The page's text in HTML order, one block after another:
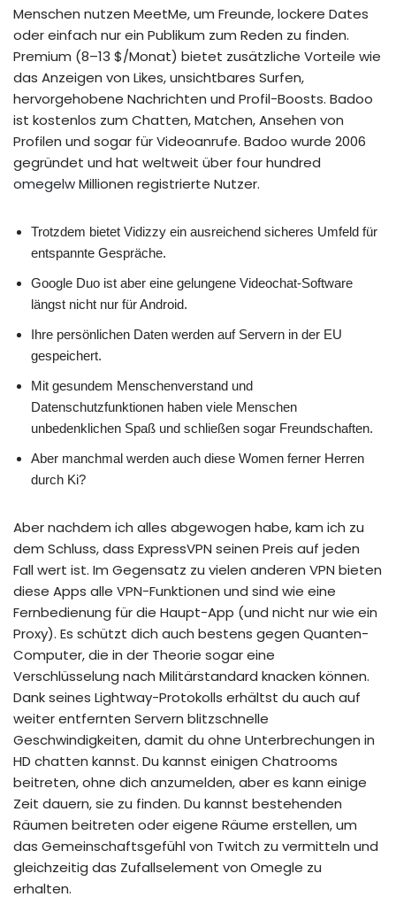
Menschen nutzen MeetMe, um Freunde, lockere Dates
oder einfach nur ein Publikum zum Reden zu finden.
Premium (8–13 $/Monat) bietet zusätzliche Vorteile wie
das Anzeigen von Likes, unsichtbares Surfen,
hervorgehobene Nachrichten und Profil-Boosts. Badoo
ist kostenlos zum Chatten, Matchen, Ansehen von
Profilen und sogar für Videoanrufe. Badoo wurde 2006
gegründet und hat weltweit über four hundred
omegelwMillionen registrierte Nutzer.
Trotzdem bietet Vidizzy ein ausreichend sicheres Umfeld für
entspannte Gespräche.
Google Duo ist aber eine gelungene Videochat-Software
längst nicht nur für Android.
Ihre persönlichen Daten werden auf Servern in der EU
gespeichert.
Mit gesundem Menschenverstand und
Datenschutzfunktionen haben viele Menschen
unbedenklichen Spaß und schließen sogar Freundschaften.
Aber manchmal werden auch diese Women ferner Herren
durch Ki?
Aber nachdem ich alles abgewogen habe, kam ich zu
dem Schluss, dass ExpressVPN seinen Preis auf jeden
Fall wert ist. Im Gegensatz zu vielen anderen VPN bieten
diese Apps alle VPN-Funktionen und sind wie eine
Fernbedienung für die Haupt-App (und nicht nur wie ein
Proxy). Es schützt dich auch bestens gegen Quanten-
Computer, die in der Theorie sogar eine
Verschlüsselung nach Militärstandard knacken können.
Dank seines Lightway-Protokolls erhältst du auch auf
weiter entfernten Servern blitzschnelle
Geschwindigkeiten, damit du ohne Unterbrechungen in
HD chatten kannst. Du kannst einigen Chatrooms
beitreten, ohne dich anzumelden, aber es kann einige
Zeit dauern, sie zu finden. Du kannst bestehenden
Räumen beitreten oder eigene Räume erstellen, um
das Gemeinschaftsgefühl von Twitch zu vermitteln und
gleichzeitig das Zufallselement von Omegle zu
erhalten.